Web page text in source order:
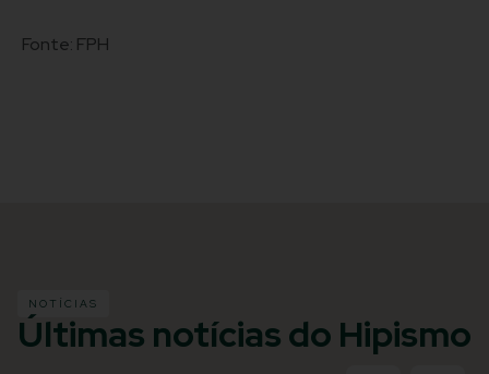
Fonte: FPH
NOTÍCIAS
Últimas notícias do Hipismo